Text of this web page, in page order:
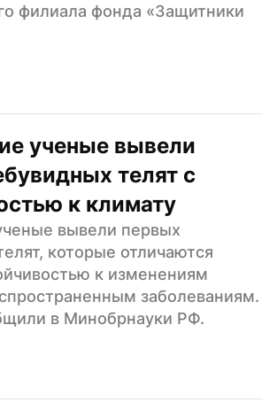
филиала фонда «Защитники
ученые вывели
телят с
к климату
вывели первых
которые отличаются
к изменениям
заболеваниям.
в Минобрнауки РФ.